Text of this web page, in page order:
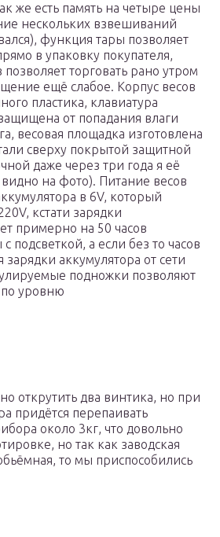
же есть память на четыре цены
нескольких взвешиваний
функция тары позволяет
в упаковку покупателя,
позволяет торговать рано утром
ещё слабое. Корпус весов
пластика, клавиатура
от попадания влаги
весовая площадка изготовлена
сверху покрытой защитной
даже через три года я её
на фото). Питание весов
в 6V, который
кстати зарядки
примерно на 50 часов
подсветкой, а если без то часов
аккумулятора от сети
подножки позволяют
по уровню
открутить два винтика, но при
придётся перепаивать
около 3кг, что довольно
но так как заводская
то мы приспособились